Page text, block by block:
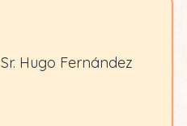
Sr. Hugo Fernández